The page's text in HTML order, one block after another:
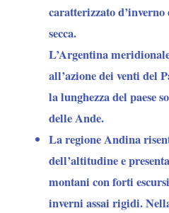
caratterizzato
secca.
L’Argentina
all’azione dei venti del
la lunghezza del paese
delle Ande.
La regione Andina
dell’altitudine e
montani con forti
inverni assai rigidi.